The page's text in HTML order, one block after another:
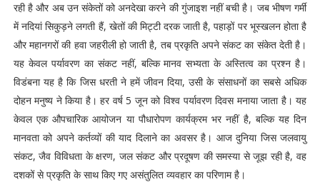
रही है और अब उन संकेतों को अनदेखा करने की गुंजाइश नहीं बची है। जब भीषण गर्मी
में नदियां सिकुड़ने लगती हैं, खेतों की मिट्टी दरक जाती है, पहाड़ों पर भूस्खलन होता है
और महानगरों की हवा जहरीली हो जाती है, तब प्रकृति अपने संकट का संकेत देती है।
यह केवल पर्यावरण का संकट नहीं, बल्कि मानव सभ्यता के अस्तित्व का प्रश्न है।
विडंबना यह है कि जिस धरती ने हमें जीवन दिया, उसी के संसाधनों का सबसे अधिक
दोहन मनुष्य ने किया है। हर वर्ष 5 जून को विश्व पर्यावरण दिवस मनाया जाता है। यह
केवल एक औपचारिक आयोजन या पौधारोपण कार्यक्रम भर नहीं है, बल्कि यह दिन
मानवता को अपने कर्तव्यों की याद दिलाने का अवसर है। आज दुनिया जिस जलवायु
संकट, जैव विविधता के क्षरण, जल संकट और प्रदूषण की समस्या से जूझ रही है, वह
दशकों से प्रकृति के साथ किए गए असंतुलित व्यवहार का परिणाम है।